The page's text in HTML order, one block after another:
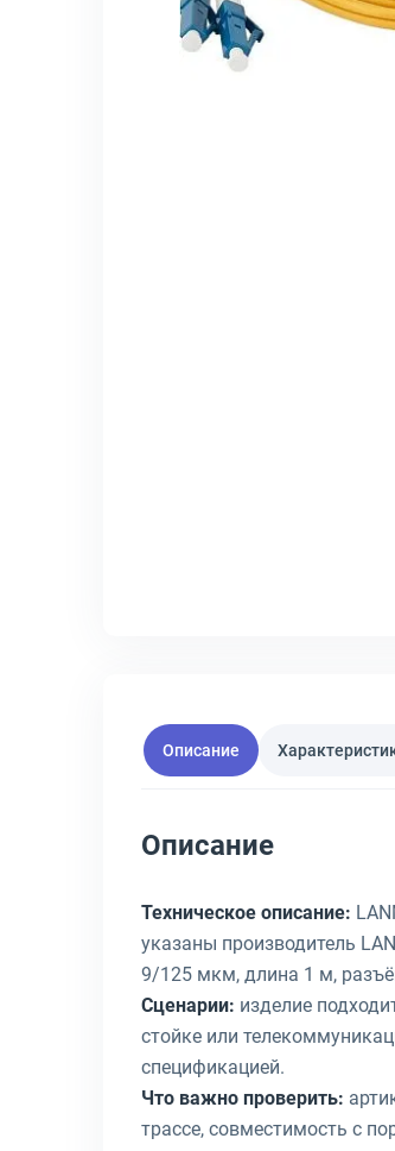
Описание
Описание
Техническое описание:
указаны производитель
9/125 мкм, длина 1 м,
Сценарии: изделие
стойке или
спецификацией.
Что важно проверить:
трассе, совместимость с